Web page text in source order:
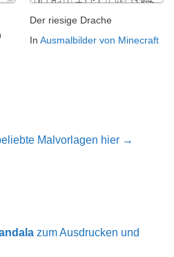
Der riesige Drache
In Ausmalbilder von Minecraft
Malvorlagen hier →
zum Ausdrucken und